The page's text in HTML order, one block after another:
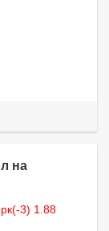
на
3) 1.88